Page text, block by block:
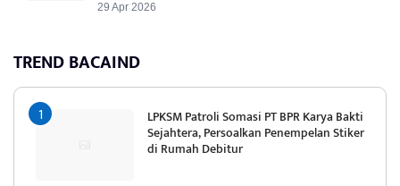
29 Apr 2026
TREND BACAIND
LPKSM Patroli Somasi PT BPR Karya Bakti
Sejahtera, Persoalkan Penempelan Stiker
di Rumah Debitur